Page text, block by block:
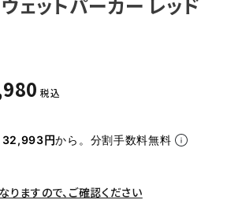
税込
32,993円から。分割手数料無料
りますので、ご確認ください